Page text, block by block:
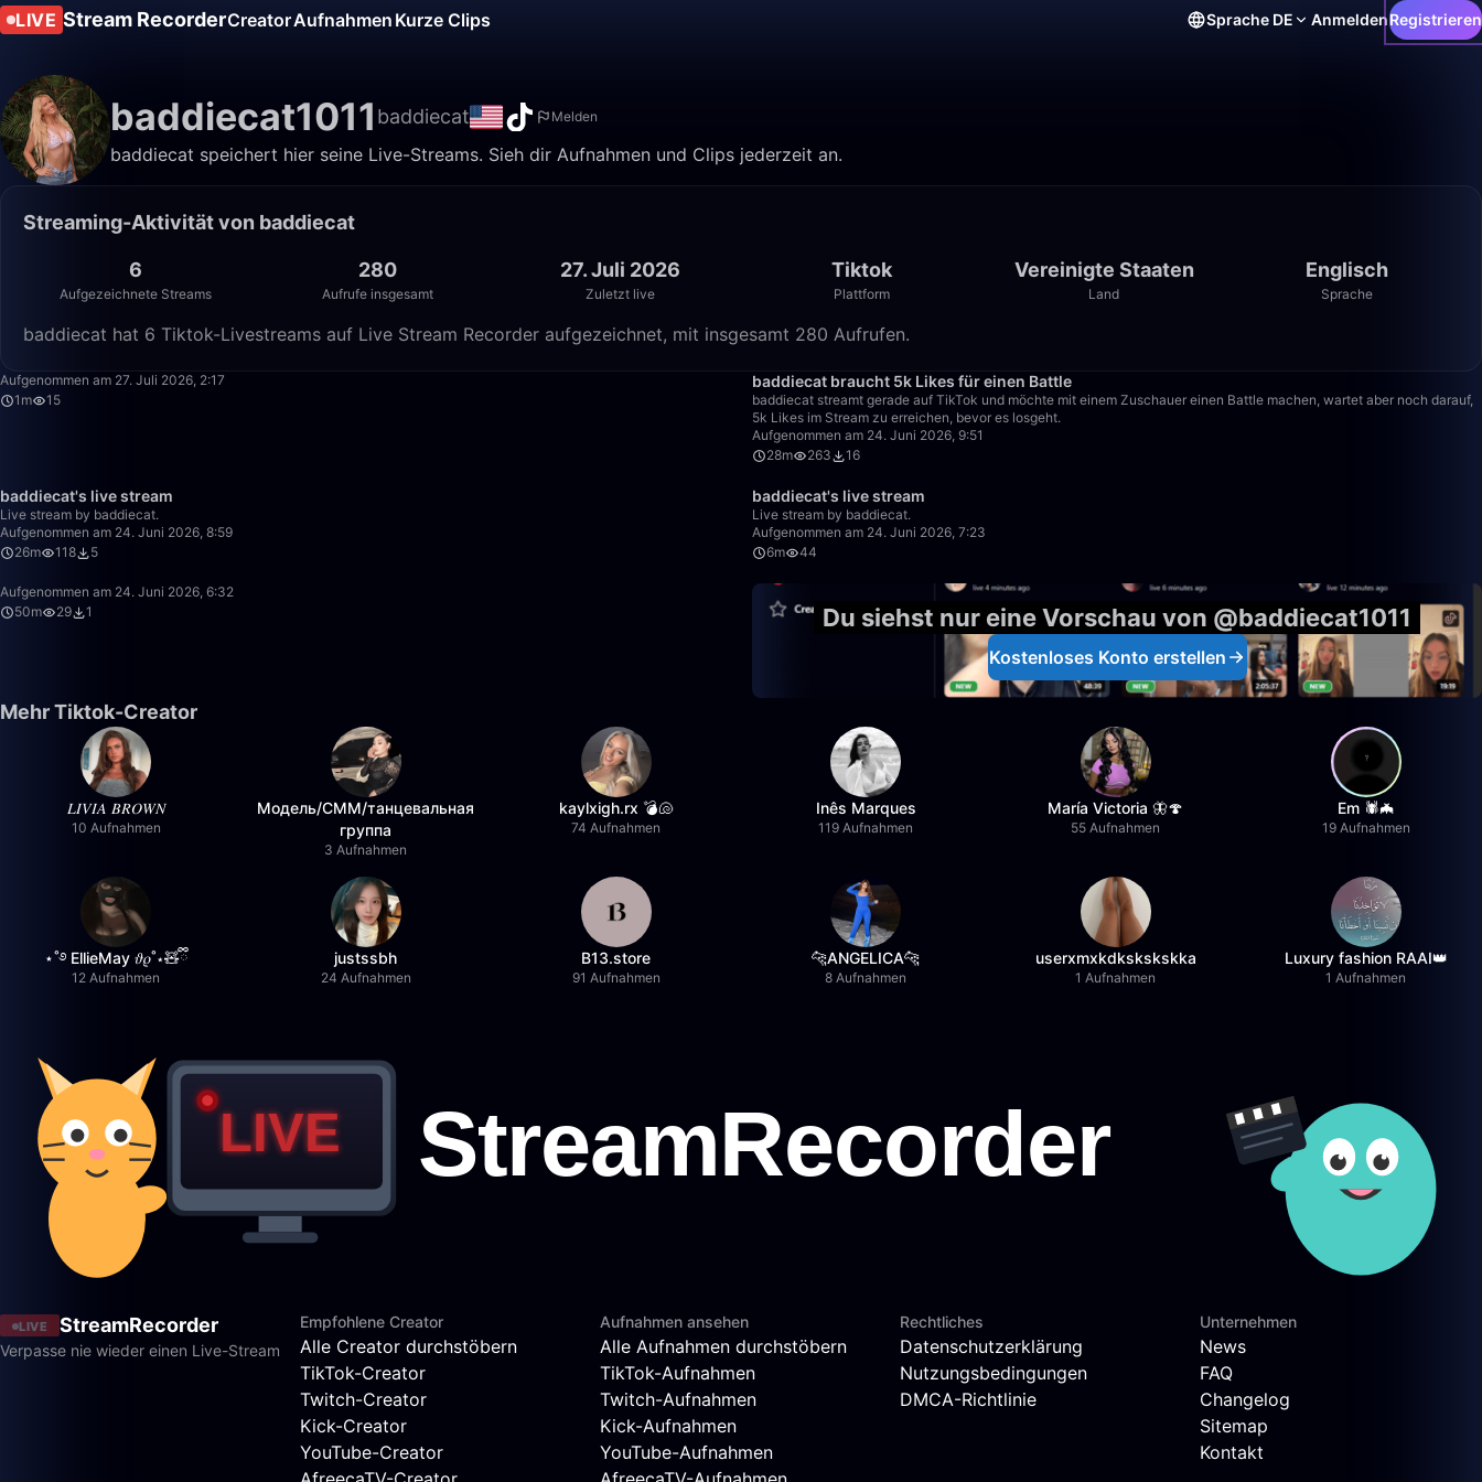
LIVE Stream RecorderCreatorAufnahmen Kurze Clips Sprache DE AnmeldenRegistrieren
baddiecat1011 baddiecat Melden
baddiecat speichert hier seine Live-Streams. Sieh dir Aufnahmen und Clips jederzeit an.
Streaming-Aktivität von baddiecat
6
Aufgezeichnete Streams
280
Aufrufe insgesamt
27. Juli 2026
Zuletzt live
Tiktok
Plattform
Vereinigte Staaten
Land
Englisch
Sprache
baddiecat hat 6 Tiktok-Livestreams auf Live Stream Recorder aufgezeichnet, mit insgesamt 280 Aufrufen.
Aufgenommen am 27. Juli 2026, 2:17
1m
15
baddiecat braucht 5k Likes für einen Battle
baddiecat streamt gerade auf TikTok und möchte mit einem Zuschauer einen Battle machen, wartet aber noch darauf,
5k Likes im Stream zu erreichen, bevor es losgeht.
Aufgenommen am 24. Juni 2026, 9:51
28m
263 16
baddiecat's live stream
Live stream by baddiecat.
Aufgenommen am 24. Juni 2026, 8:59
26m
118 5
baddiecat's live stream
Live stream by baddiecat.
Aufgenommen am 24. Juni 2026, 7:23
6m
44
Aufgenommen am 24. Juni 2026, 6:32
50m
29 1 Du siehst nur eine Vorschau von @baddiecat1011
Kostenloses Konto erstellen
Mehr Tiktok-Creator
𝐿𝐼𝑉𝐼𝐴 𝐵𝑅𝑂𝑊𝑁
10 Aufnahmen
Модель/СММ/танцевальная
группа
3 Aufnahmen
kaylxigh.rx 💣🐚
74 Aufnahmen
Inês Marques
119 Aufnahmen
María Victoria 🦋🍄
55 Aufnahmen
Em 🕷️🦇
19 Aufnahmen
⋆˚࿔ EllieMay 𝜗𝜚˚⋆🧸ྀི
12 Aufnahmen
justssbh
24 Aufnahmen
B13.store
91 Aufnahmen
🐆ANGELICA🐆
8 Aufnahmen
userxmxkdkskskskka
1 Aufnahmen
Luxury fashion RAAI👑
1 Aufnahmen
LIVE StreamRecorder
Verpasse nie wieder einen Live-Stream
Empfohlene Creator
Alle Creator durchstöbern
TikTok-Creator
Twitch-Creator
Kick-Creator
YouTube-Creator
Aufnahmen ansehen
Alle Aufnahmen durchstöbern
TikTok-Aufnahmen
Twitch-Aufnahmen
Kick-Aufnahmen
YouTube-Aufnahmen
Rechtliches
Datenschutzerklärung
Nutzungsbedingungen
DMCA-Richtlinie
Unternehmen
News
FAQ
Changelog
Sitemap
Kontakt